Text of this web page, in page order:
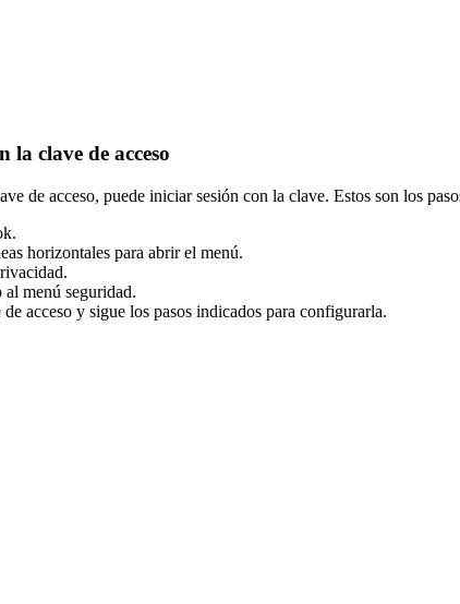
clave de acceso
de acceso, puede iniciar sesión con la clave. Estos son los
horizontales para abrir el menú.
menú seguridad.
acceso y sigue los pasos indicados para configurarla.